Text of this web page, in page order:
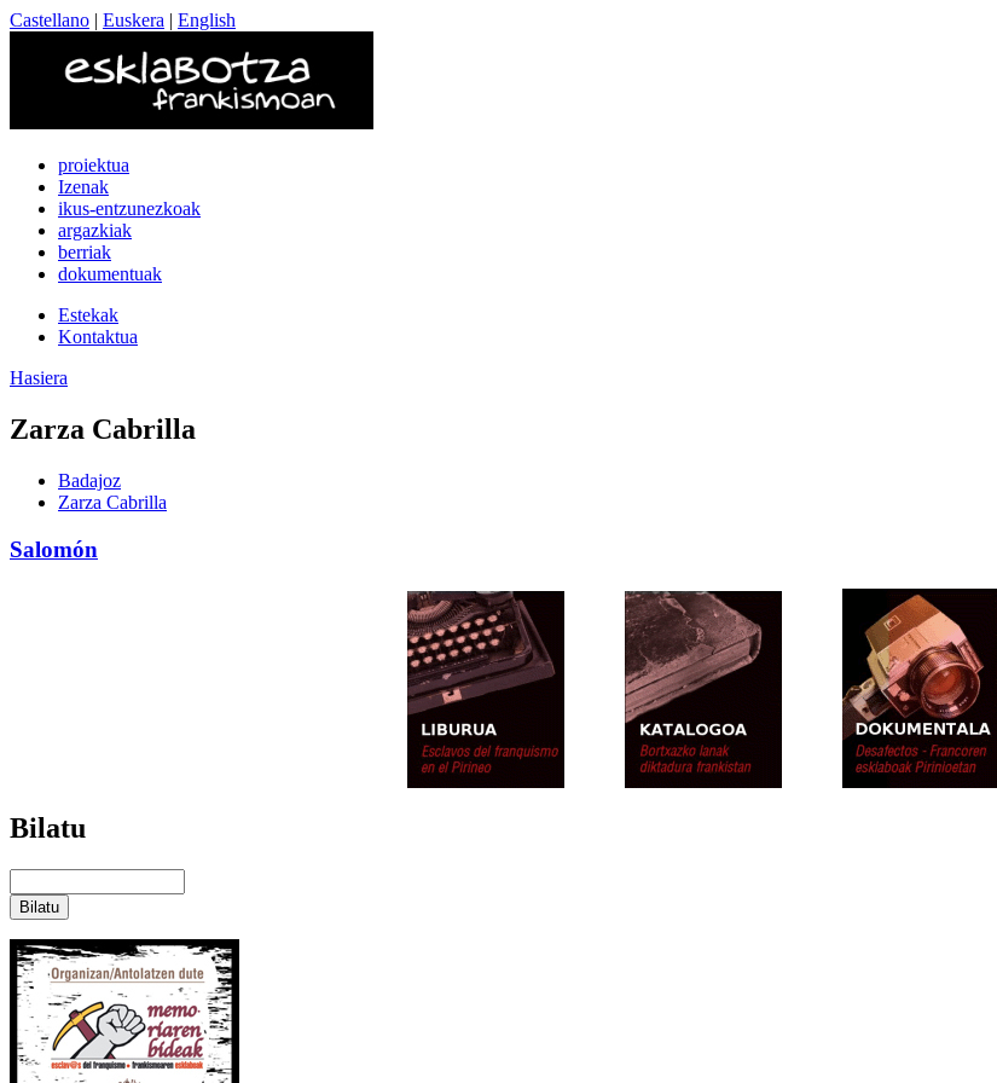
Castellano | Euskera | English
proiektua
Izenak
ikus-entzunezkoak
argazkiak
berriak
dokumentuak
Estekak
Kontaktua
Hasiera
Zarza Cabrilla
Badajoz
Zarza Cabrilla
Salomón
Bilatu